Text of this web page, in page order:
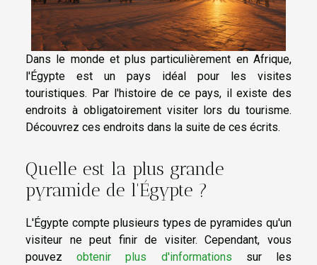
Dans le monde et plus particulièrement en Afrique,
l'Égypte est un pays idéal pour les visites
touristiques. Par l'histoire de ce pays, il existe des
endroits à obligatoirement visiter lors du tourisme.
Découvrez ces endroits dans la suite de ces écrits.
Quelle est la plus grande
pyramide de l'Égypte ?
L'Égypte compte plusieurs types de pyramides qu'un
visiteur ne peut finir de visiter. Cependant, vous
pouvezobtenir plus d'informations sur les